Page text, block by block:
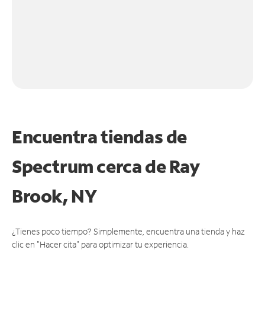
Encuentra tiendas de
Spectrum cerca deRay
Brook, NY
¿Tienes poco tiempo? Simplemente, encuentra una tienda y haz
clic en "Hacer cita" para optimizar tu experiencia.